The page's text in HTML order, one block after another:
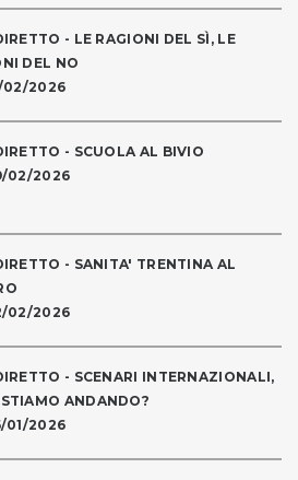
- LE RAGIONI DEL SÌ, LE
DEL NO
02/2026
- SCUOLA AL BIVIO
02/2026
- SANITA' TRENTINA AL
02/2026
- SCENARI INTERNAZIONALI,
ANDANDO?
01/2026